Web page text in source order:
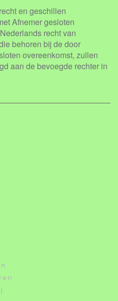
en geschillen
Afnemer gesloten
recht van
behoren bij de door
overeenkomst, zullen
aan de bevoegde rechter in